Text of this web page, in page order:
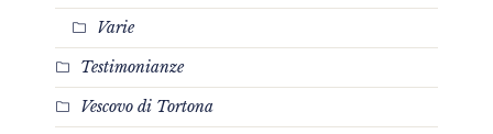
Varie
Testimonianze
Vescovo di Tortona